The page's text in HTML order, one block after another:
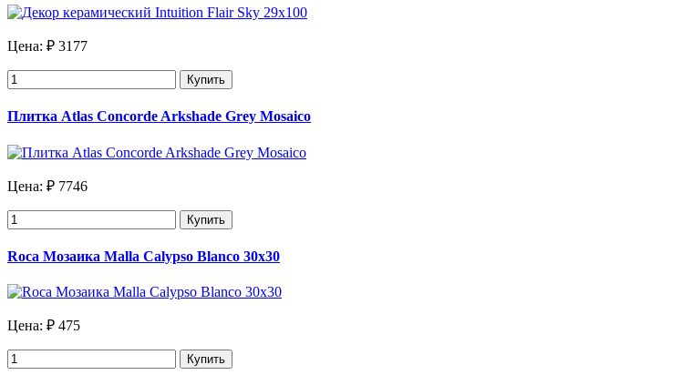
Цена: ₽ 3177
Купить
Плитка Atlas Concorde Arkshade Grey Mosaico
Цена: ₽ 7746
Купить
Roca Мозаика Malla Calypso Blanco 30х30
Цена: ₽ 475
Купить